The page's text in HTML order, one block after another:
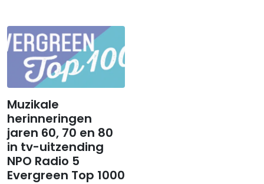
Muzikale
herinneringen
jaren 60, 70 en 80
in tv-uitzending
NPO Radio 5
Evergreen Top 1000